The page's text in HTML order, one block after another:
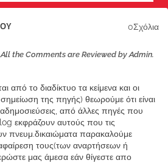
0Σχόλια
the Comments are Reviewed by Admin.
από το διαδίκτυο τα κείμενα και οι
της πηγής) θεωρούμε ότι είναι
από άλλες πηγές που
εκφράζουν αυτούς που τις
πνευμ.δικαιώματα παρακαλούμε
τους(των αναρτήσεων ή
μας άμεσα εάν θίγεστε απο